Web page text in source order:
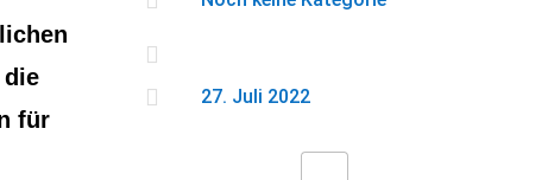
die
für


27. Juli 2022